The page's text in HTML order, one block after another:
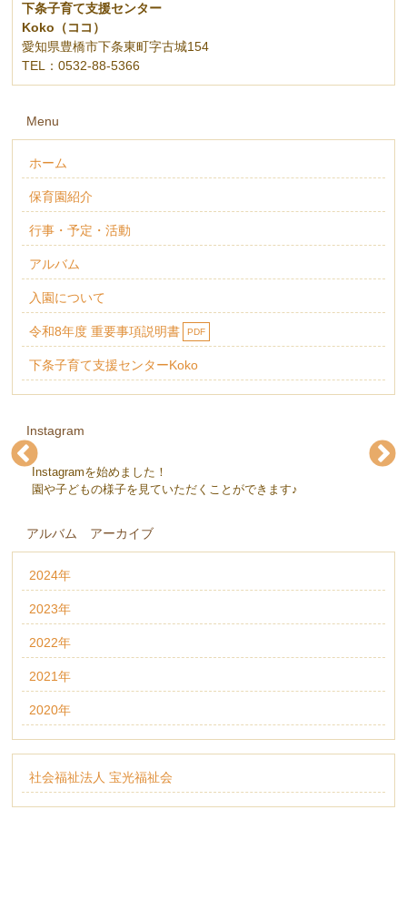
下条子育て支援センター
Koko（ココ）
愛知県豊橋市下条東町字古城154
TEL：0532-88-5366
Menu
ホーム
保育園紹介
行事・予定・活動
アルバム
入園について
令和8年度 重要事項説明書 PDF
下条子育て支援センターKoko
Instagram
下条保育園(@gejohoikuen)
下条保育園(@gejohoikuen)
下条保育園(@gejohoikuen)
下条保育園(@gejohoikuen)
下条保育園(@gejohoikuen)
下条保育園(@gejohoikuen)
Instagramを始めました！
園や子どもの様子を見ていただくことができます♪
アルバム アーカイブ
2024年
2023年
2022年
2021年
2020年
社会福祉法人 宝光福祉会